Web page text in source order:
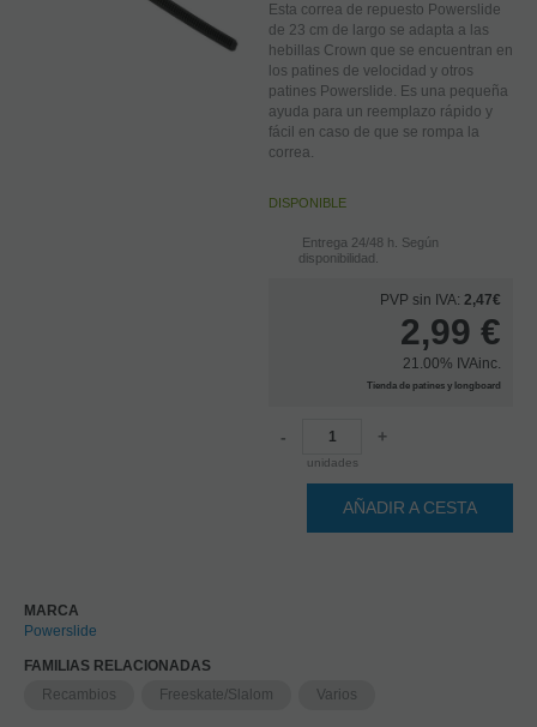
Esta correa de repuesto Powerslide
de 23 cm de largo se adapta a las
hebillas Crown que se encuentran en
los patines de velocidad y otros
patines Powerslide. Es una pequeña
ayuda para un reemplazo rápido y
fácil en caso de que se rompa la
correa.
DISPONIBLE
Entrega 24/48 h. Según
disponibilidad.
PVP sin IVA: 2,47€
2,99 €
21.00% IVAinc.
Tienda de patines y longboard
-
unidades
+
AÑADIR A CESTA
MARCA
Powerslide
FAMILIAS RELACIONADAS
Recambios
Freeskate/Slalom Varios